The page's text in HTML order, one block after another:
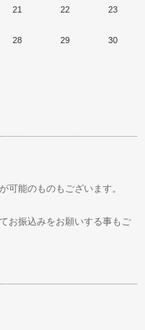
21 22 23
28 29 30
可能のものもございます。
お振込みをお願いする事もご